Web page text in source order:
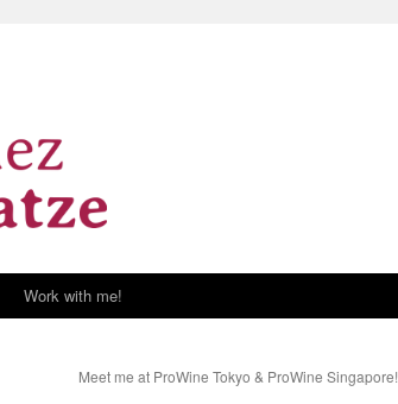
Work with me!
Meet me at ProWine Tokyo & ProWine Singapore!